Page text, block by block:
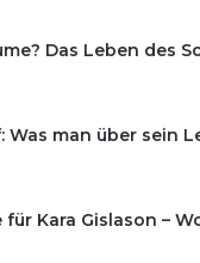
Das Leben des
Was man über sein
für Kara Gislason –